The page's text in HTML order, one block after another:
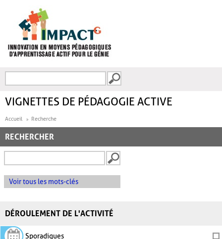
FORMULAIRE DE
VIGNETTES DE PÉDAGOGIE ACTIVE
Accueil Recherche
RECHERCHER
Voir tous les mots-clés
DÉROULEMENT DE L'ACTIVITÉ
Sporadiques